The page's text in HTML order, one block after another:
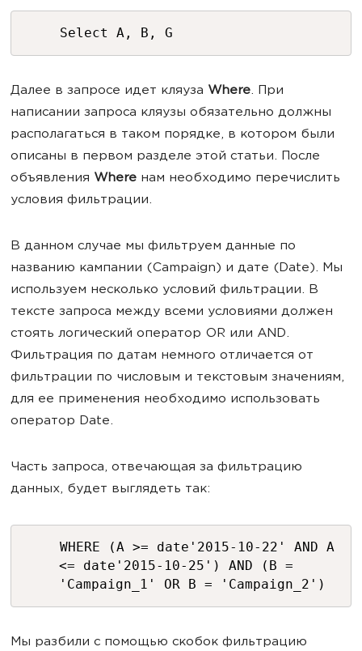
Select A, B, G
Далее в запросе идет кляуза Where. При
написании запроса кляузы обязательно должны
располагаться в таком порядке, в котором были
описаны в первом разделе этой статьи. После
объявления Where нам необходимо перечислить
условия фильтрации.
В данном случае мы фильтруем данные по
названию кампании (Campaign) и дате (Date). Мы
используем несколько условий фильтрации. В
тексте запроса между всеми условиями должен
стоять логический оператор OR или AND.
Фильтрация по датам немного отличается от
фильтрации по числовым и текстовым значениям,
для ее применения необходимо использовать
оператор Date.
Часть запроса, отвечающая за фильтрацию
данных, будет выглядеть так:
WHERE (A >= date'2015-10-22' AND A
<= date'2015-10-25') AND (B =
'Campaign_1' OR B = 'Campaign_2')
Мы разбили с помощью скобок фильтрацию